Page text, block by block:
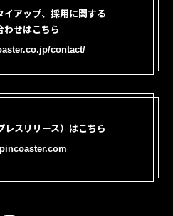
イアップ、採用に関する
わせはこちら
contact/
レスリリース）はこちら